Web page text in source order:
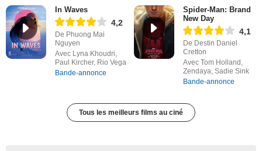
In Waves
4,2
De Phuong Mai
Nguyen
Avec Lyna Khoudri,
Paul Kircher, Rio Vega
Bande-annonce
Spider-Man: Brand
New Day
4,1
De Destin Daniel
Cretton
Avec Tom Holland,
Zendaya, Sadie Sink
Bande-annonce
Tous les meilleurs films au ciné